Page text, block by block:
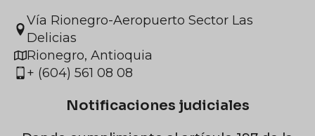
Vía Rionegro-Aeropuerto Sector Las
Delicias
Rionegro, Antioquia
+ (604) 561 08 08
Notificaciones judiciales